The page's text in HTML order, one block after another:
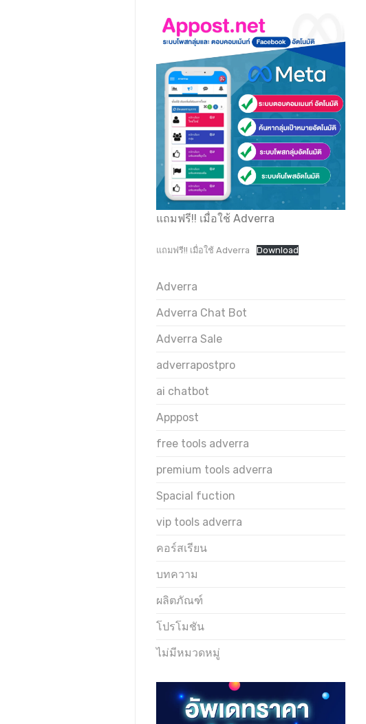
แถมฟรี!! เมื่อใช้ Adverra
แถมฟรี!! เมื่อใช้ Adverra Download
Adverra
Adverra Chat Bot
Adverra Sale
adverrapostpro
ai chatbot
Apppost
free tools adverra
premium tools adverra
Spacial fuction
vip tools adverra
คอร์สเรียน
บทความ
ผลิตภัณฑ์
โปรโมชัน
ไม่มีหมวดหมู่